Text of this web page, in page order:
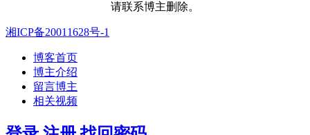
请联系博主删除。
湘ICP备20011628号-1
博客首页
博主介绍
留言博主
相关视频